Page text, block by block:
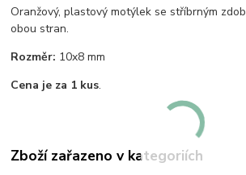
Oranžový, plastový motýlek se stříbrným
obou stran.
Rozměr: 10x8 mm
Cena je za 1 kus.
Zboží zařazeno v kategoriích